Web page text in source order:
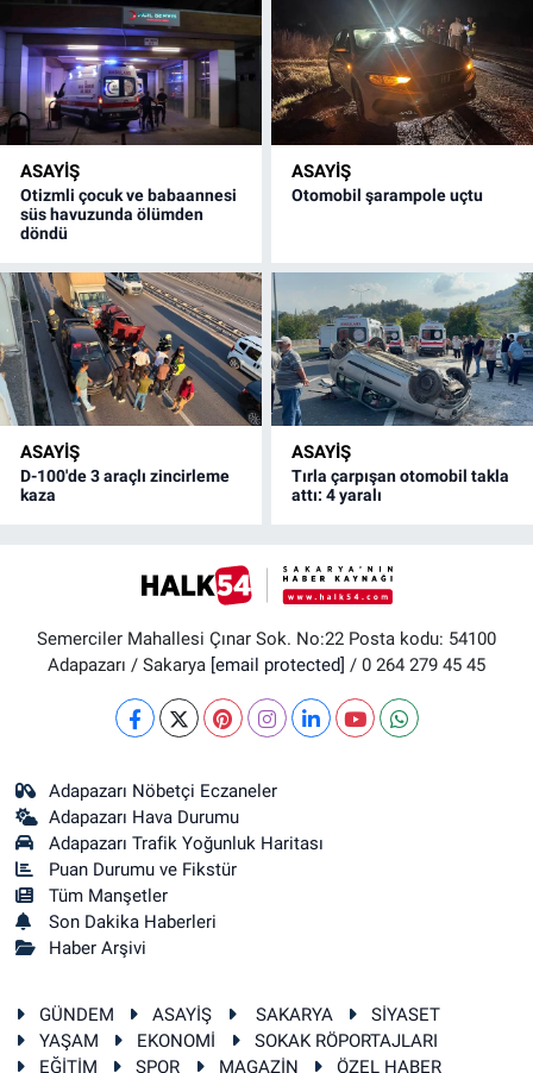
ASAYİŞ
Otizmli çocuk ve babaannesi
süs havuzunda ölümden
döndü
ASAYİŞ
Otomobil şarampole uçtu
ASAYİŞ
D-100'de 3 araçlı zincirleme
kaza
ASAYİŞ
Tırla çarpışan otomobil takla
attı: 4 yaralı
Semerciler Mahallesi Çınar Sok. No:22 Posta kodu: 54100
Adapazarı / Sakarya [email protected] / 0 264 279 45 45
Adapazarı Nöbetçi Eczaneler
Adapazarı Hava Durumu
Adapazarı Trafik Yoğunluk Haritası
Puan Durumu ve Fikstür
Tüm Manşetler
Son Dakika Haberleri
Haber Arşivi
GÜNDEM ASAYİŞ SAKARYA
SİYASET
YAŞAM
EKONOMİ
SOKAK RÖPORTAJLARI
EĞİTİM
SPOR MAGAZİN ÖZEL HABER